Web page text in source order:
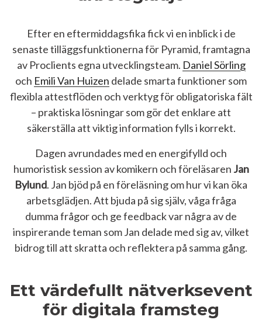
Efter en eftermiddagsfika fick vi en inblick i de
senaste tilläggsfunktionerna för Pyramid, framtagna
av Proclients egna utvecklingsteam. Daniel Sörling
och Emili Van Huizen delade smarta funktioner som
flexibla attestflöden och verktyg för obligatoriska fält
– praktiska lösningar som gör det enklare att
säkerställa att viktig information fylls i korrekt.
Dagen avrundades med en energifylld och
humoristisk session av komikern och föreläsaren Jan
Bylund. Jan bjöd på en föreläsning om hur vi kan öka
arbetsglädjen. Att bjuda på sig själv, våga fråga
dumma frågor och ge feedback var några av de
inspirerande teman som Jan delade med sig av, vilket
bidrog till att skratta och reflektera på samma gång.
Ett värdefullt nätverksevent
för digitala framsteg